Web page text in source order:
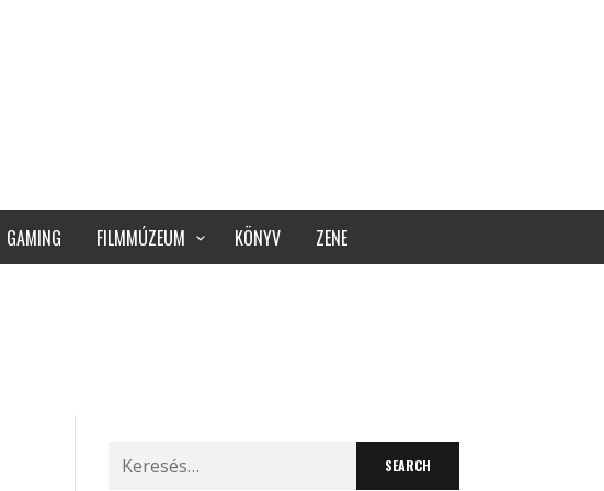
GAMING FILMMÚZEUM KÖNYV ZENE
Search
for: